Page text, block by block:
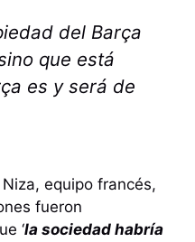
del Barça
que está
es y será de
equipo francés,
fueron
‘la sociedad habría